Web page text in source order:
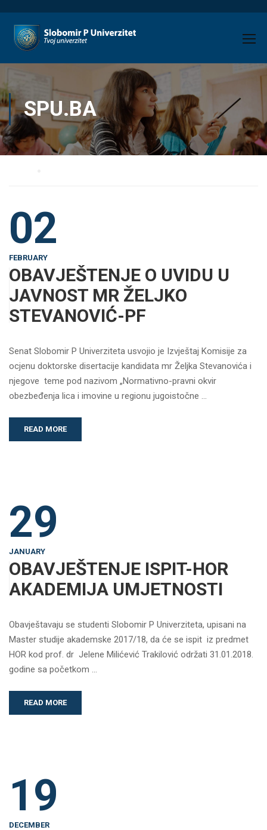
SPU.BA
02
FEBRUARY
OBAVJEŠTENJE O UVIDU U
JAVNOST MR ŽELJKO
STEVANOVIĆ-PF
Senat Slobomir P Univerziteta usvojio je Izvještaj Komisije za
ocjenu doktorske disertacije kandidata mr Željka Stevanovića i
njegove teme pod nazivom „Normativno-pravni okvir
obezbeđenja lica i imovine u regionu jugoistočne …
READ MORE
29
JANUARY
OBAVJEŠTENJE ISPIT-HOR
AKADEMIJA UMJETNOSTI
Obavještavaju se studenti Slobomir P Univerziteta, upisani na
Master studije akademske 2017/18, da će se ispit iz predmet
HOR kod prof. dr Jelene Milićević Trakilović održati 31.01.2018.
godine sa početkom …
READ MORE
19
DECEMBER